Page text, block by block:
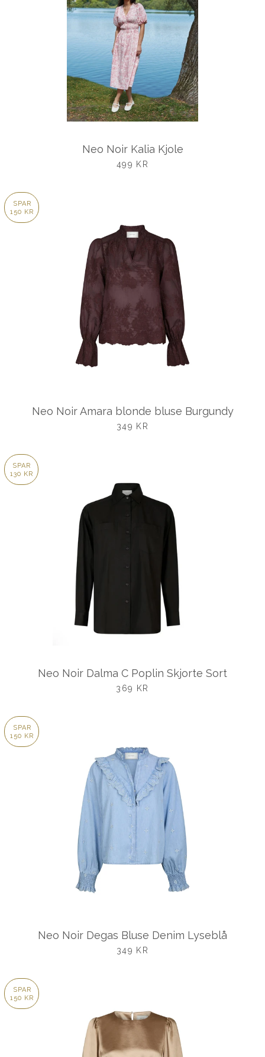
Neo Noir Kalia Kjole
UDSALGSPRIS
499 KR
SPAR
150 KR
Neo Noir Amara blonde bluse Burgundy
UDSALGSPRIS
349 KR
SPAR
130 KR
Neo Noir Dalma C Poplin Skjorte Sort
UDSALGSPRIS
369 KR
SPAR
150 KR
Neo Noir Degas Bluse Denim Lyseblå
UDSALGSPRIS
349 KR
SPAR
150 KR